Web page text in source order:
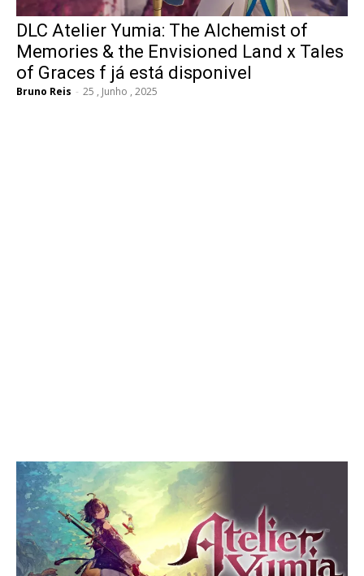
DLC Atelier Yumia: The Alchemist of
Memories & the Envisioned Land x Tales
of Graces f já está disponivel
Bruno Reis - 25 , Junho , 2025